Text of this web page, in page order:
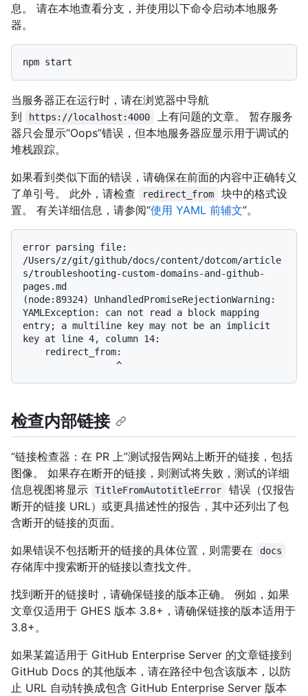
息。 请在本地查看分支，并使用以下命令启动本地服务
器。
当服务器正在运行时，请在浏览器中导航
到
https://localhost:4000
上有问题的文章。 暂存服务
器只会显示“Oops”错误，但本地服务器应显示用于调试的
堆栈跟踪。
如果看到类似下面的错误，请确保在前面的内容中正确转义
了单引号。 此外，请检查
redirect_from
块中的格式设
置。 有关详细信息，请参阅“使用 YAML 前辅文”。
error parsing file:
/Users/z/git/github/docs/content/dotcom/article
s/troubleshooting-custom-domains-and-github-
pages.md
(node:89324) UnhandledPromiseRejectionWarning:
YAMLException: can not read a block mapping
entry; a multiline key may not be an implicit
key at line 4, column 14:
检查内部链接
“链接检查器：在 PR 上”测试报告网站上断开的链接，包括
图像。 如果存在断开的链接，则测试将失败，测试的详细
信息视图将显示
TitleFromAutotitleError
错误（仅报告
断开的链接 URL）或更具描述性的报告，其中还列出了包
含断开的链接的页面。
如果错误不包括断开的链接的具体位置，则需要在
docs
存储库中搜索断开的链接以查找文件。
找到断开的链接时，请确保链接的版本正确。 例如，如果
文章仅适用于 GHES 版本 3.8+，请确保链接的版本适用于
3.8+。
如果某篇适用于 GitHub Enterprise Server 的文章链接到
GitHub Docs 的其他版本，请在路径中包含该版本，以防
止 URL 自动转换成包含 GitHub Enterprise Server 版本